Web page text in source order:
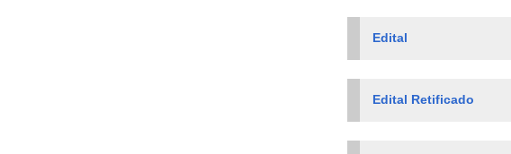
Edital
Edital Retificado